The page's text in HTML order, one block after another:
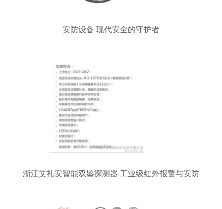
安防设备 现代安全的守护者
浙江艾礼安智能双鉴探测器 工业级红外报警与安防